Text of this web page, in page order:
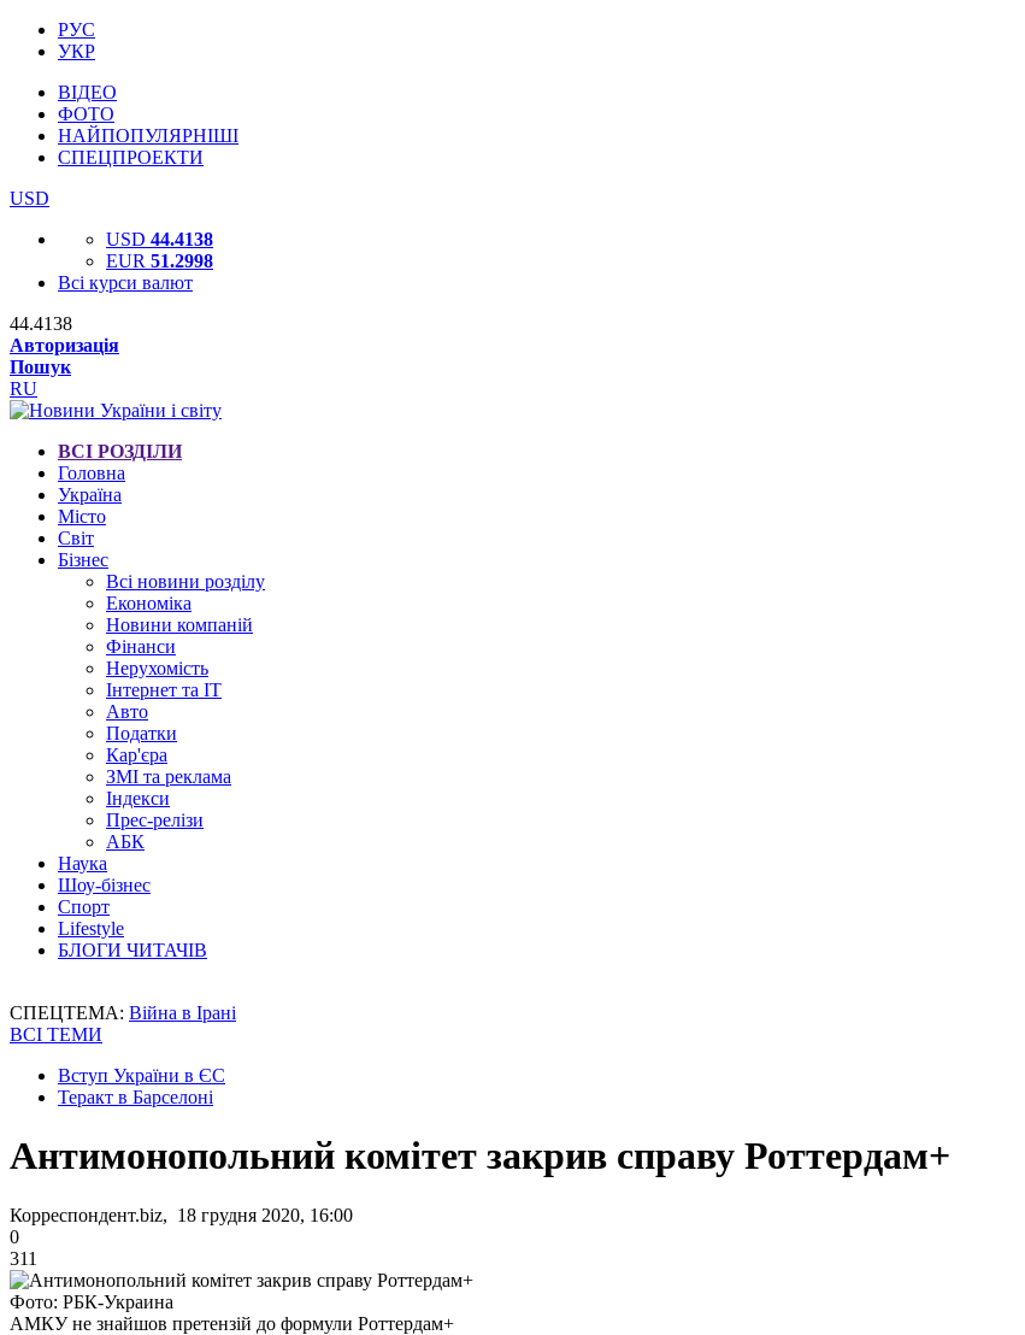
РУС
УКР
ВІДЕО
ФОТО
НАЙПОПУЛЯРНІШІ
СПЕЦПРОЕКТИ
USD
USD 44.4138
EUR 51.2998
Всі курси валют
44.4138
Авторизація
Пошук
RU
ВСІ РОЗДІЛИ
Головна
Україна
Місто
Світ
Бізнес
Всі новини розділу
Економіка
Новини компаній
Фінанси
Нерухомість
Інтернет та IT
Авто
Податки
Кар'єра
ЗМІ та реклама
Індекси
Прес-релізи
АБК
Наука
Шоу-бізнес
Спорт
Lifestyle
БЛОГИ ЧИТАЧІВ
СПЕЦТЕМА: Війна в Ірані
ВСІ ТЕМИ
Вступ України в ЄС
Теракт в Барселоні
Антимонопольний комітет закрив справу Роттердам+
Корреспондент.biz, 18 грудня 2020, 16:00
0
311
Фото: РБК-Украина
АМКУ не знайшов претензій до формули Роттердам+